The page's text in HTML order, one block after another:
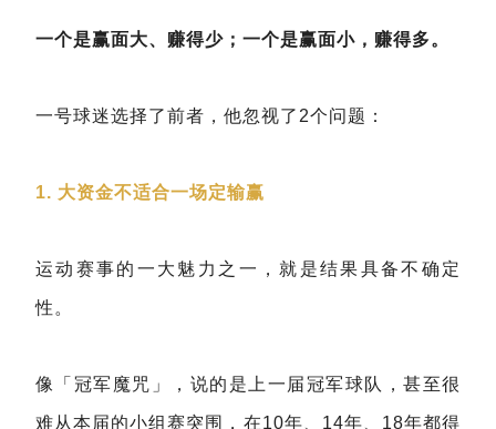
一个是赢面大、赚得少；一个是赢面小，赚得多。
一号球迷选择了前者，他忽视了2个问题：
1. 大资金不适合一场定输赢
运动赛事的一大魅力之一，就是结果具备不确定
性。
像「冠军魔咒」，说的是上一届冠军球队，甚至很
难从本届的小组赛突围，在10年、14年、18年都得